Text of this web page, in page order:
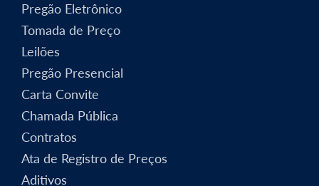
Pregão Eletrônico
Tomada de Preço
Leilões
Pregão Presencial
Carta Convite
Chamada Pública
Contratos
Ata de Registro de Preços
Aditivos